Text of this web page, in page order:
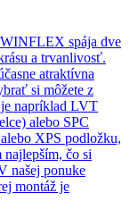
spája dve
a trvanlivosť.
atraktívna
si môžete z
napríklad LVT
alebo SPC
XPS podložku,
najlepším, čo si
našej ponuke
montáž je